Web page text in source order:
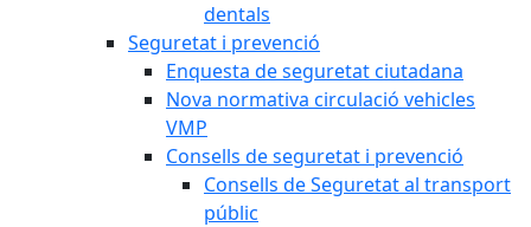
dentals
Seguretat i prevenció
Enquesta de seguretat ciutadana
Nova normativa circulació vehicles
VMP
Consells de seguretat i prevenció
Consells de Seguretat al transport
públic